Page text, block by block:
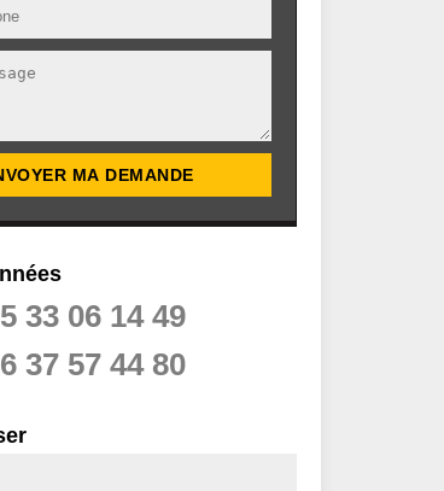
33 06 14 49
37 57 44 80